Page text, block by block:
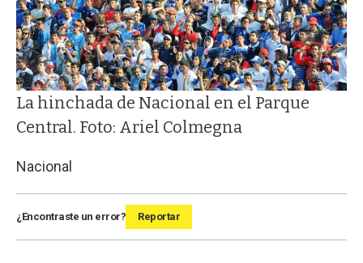
La hinchada de Nacional en el Parque
Central. Foto: Ariel Colmegna
Nacional
¿Encontraste un error? Reportar